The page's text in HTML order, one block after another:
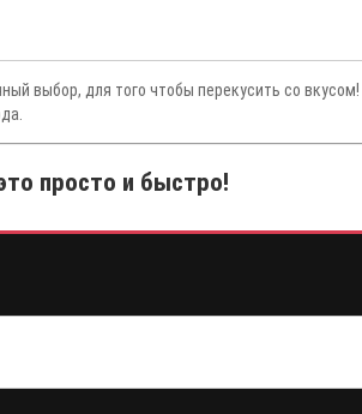
выбор, для того чтобы перекусить со
просто и быстро!